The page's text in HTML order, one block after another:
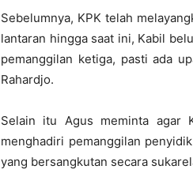
Sebelumnya, KPK telah
lantaran hingga saat ini, Kabil
pemanggilan ketiga, pasti ada
Rahardjo.
Selain itu Agus meminta agar
menghadiri pemanggilan
yang bersangkutan secara